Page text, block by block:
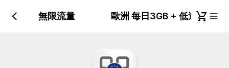
+ 低速無限流量 歐洲 每日3GB + 低速無限